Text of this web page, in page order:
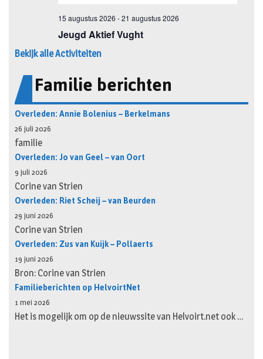
Bekijk alle Activiteiten
Familie berichten
Overleden: Annie Bolenius – Berkelmans
26 juli 2026
familie
Overleden: Jo van Geel – van Oort
9 juli 2026
Corine van Strien
Overleden: Riet Scheij – van Beurden
29 juni 2026
Corine van Strien
Overleden: Zus van Kuijk – Pollaerts
19 juni 2026
Bron: Corine van Strien
Familieberichten op HelvoirtNet
1 mei 2026
Het is mogelijk om op de nieuwssite van Helvoirt.net ook …